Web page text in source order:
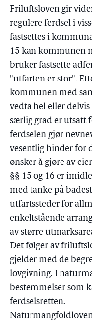
Friluftsloven gir
regulere ferdsel i
fastsettes i
15 kan kommunen
bruker fastsette
"utfarten er stor".
kommunen med
vedta hel eller
særlig grad er utsatt
ferdselen gjør
vesentlig hinder for
ønsker å gjøre av
§§ 15 og 16 er
med tanke på
utfartssteder for
enkeltstående
av større
Det følger av
gjelder med de
lovgivning. I
bestemmelser som
ferdselsretten.